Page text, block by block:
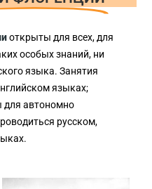
открыты для всех, для
особых знаний, ни
языка. Занятия
языках;
для автономно
русском,